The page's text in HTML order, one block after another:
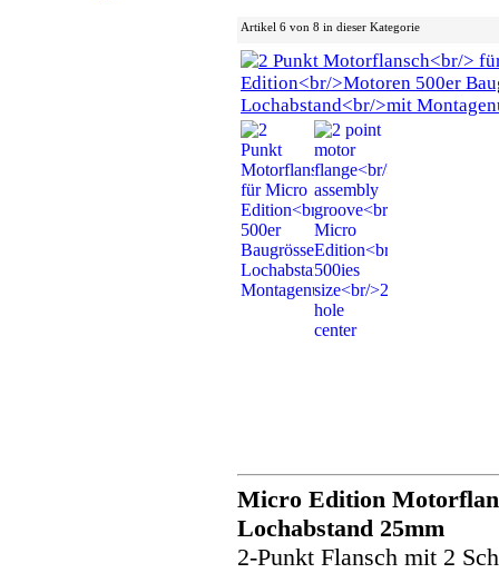
Artikel 6 von 8 in dieser Kategorie
Micro Edition
Lochabstand 25mm
2-Punkt Flansch mit 2